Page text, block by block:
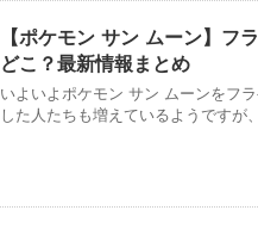
【ポケモン サン ムーン】フ
どこ？最新情報まとめ
いよいよポケモン サン ムーンをフ
した人たちも増えているようですが